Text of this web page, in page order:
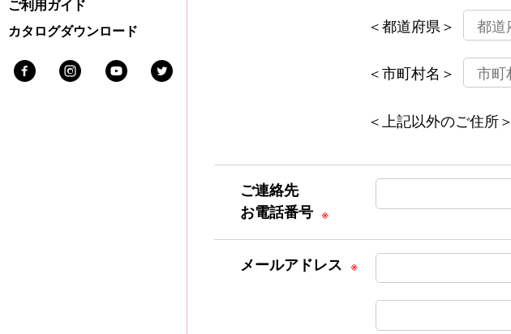
＜都道府県＞
＜市町村名＞
＜上記以外のご住所＞
ご連絡先
お電話番号 ※
メールアドレス ※
ご利用ガイド
カタログダウンロード
Facebook InstagramYoutubeTwitter